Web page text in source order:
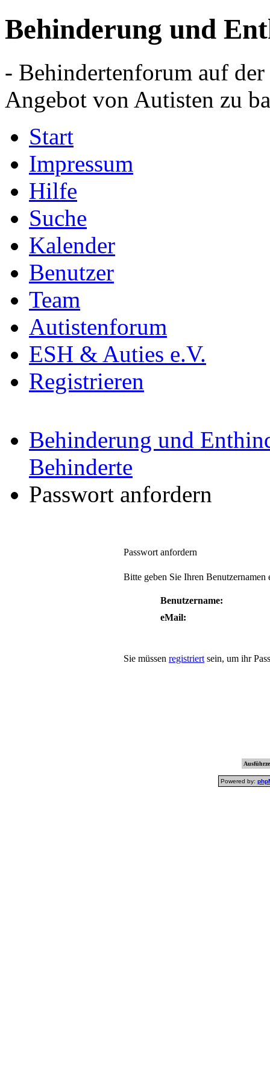
Behinderung und
- Behindertenforum auf
Angebot von Autisten zu
Start
Impressum
Hilfe
Suche
Kalender
Benutzer
Team
Autistenforum
ESH & Auties e.V.
Registrieren
Behinderung und
Behinderte
Passwort anfordern
Passwort anfordern
Bitte geben Sie Ihren Benutzernamen
Benutzername:
eMail:
Sie müssen registriert sein, um ihr
Powered by: